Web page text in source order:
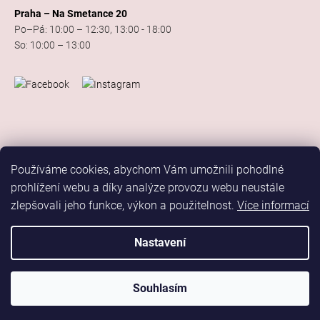
Používáme cookies, abychom Vám umožnili pohodlné
prohlížení webu a díky analýze provozu webu neustále
zlepšovali jeho funkce, výkon a použitelnost. Více informací
Nastavení
Souhlasím
Praha – Na Smetance 20
Po–Pá: 10:00 – 12:30, 13:00 - 18:00
So: 10:00 – 13:00
Vytvořil Shoptet
Elis Dance Sport. Všechna práva vyhrazena.
Upravit nastavení cookiesMarketing